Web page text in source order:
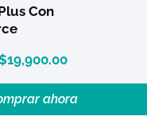
Con
19,900.00
ahora